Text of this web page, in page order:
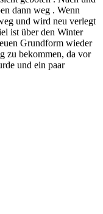
dann weg . Wenn
und wird neu verlegt
ist über den Winter
Grundform wieder
zu bekommen, da vor
und ein paar